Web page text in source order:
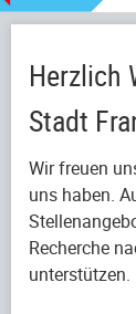
Herzlich
Stadt
Wir freuen
uns haben.
Recherche
unterstützen.